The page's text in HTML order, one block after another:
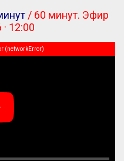
/ 60 минут. Эфир
12:00
(networkError)